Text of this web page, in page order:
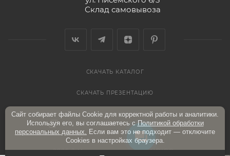
Склад самовывоза
СКАЧАТЬ КАТАЛОГ
СКАЧАТЬ ПРЕЗЕНТАЦИЮ
ПОЛИТИКА КОНФИДЕНЦИАЛЬНОСТИ
2026 © Интернет-магазин «INDIGO»
Сайт собирает файлы Cookie для корректной работы и аналитики.
Используя его, вы соглашаетесь с Политикой обработки
персональных данных. Если вам это не подходит — отключите
Cookies в настройках браузера.